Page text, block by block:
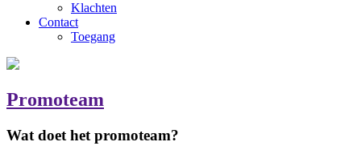
Klachten
Contact
Toegang
Promoteam
Wat doet het promoteam?